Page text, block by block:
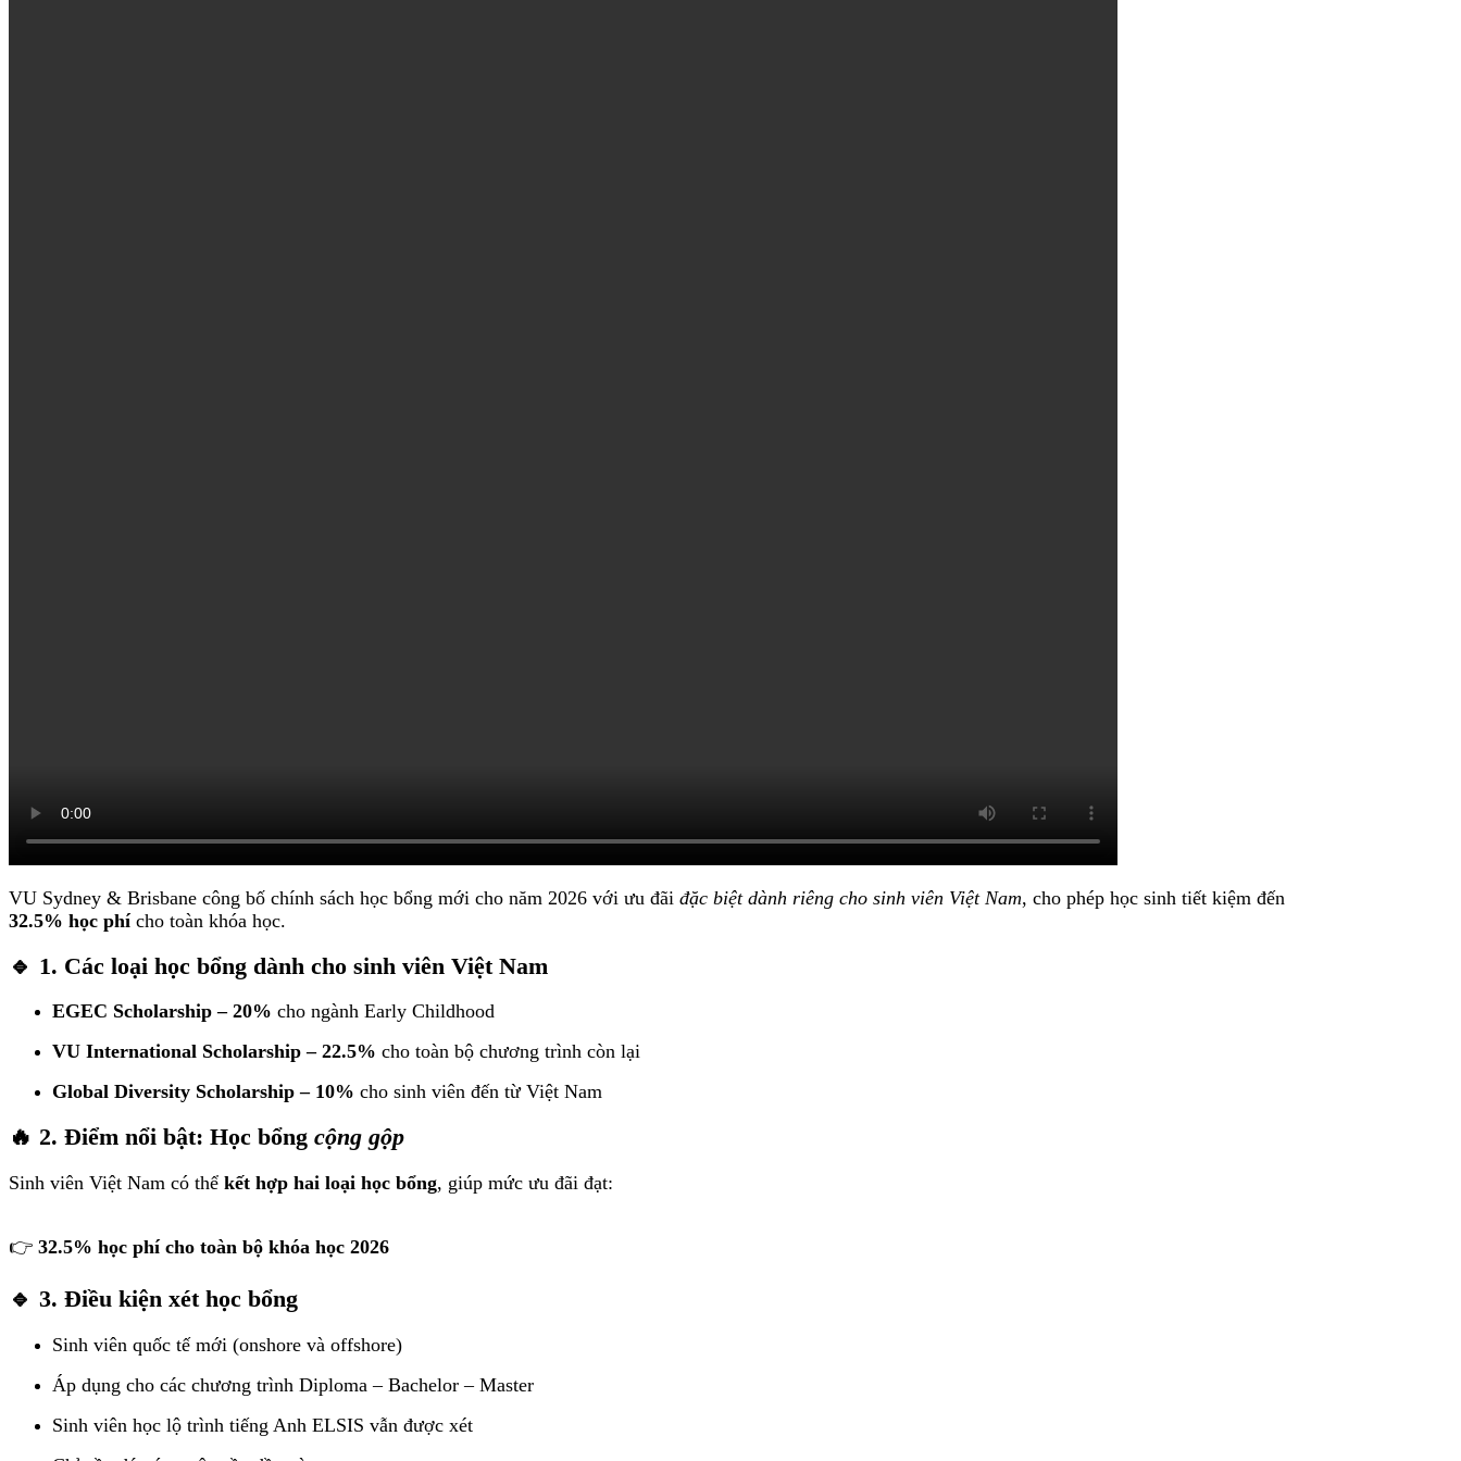
VU Sydney & Brisbane công bố chính sách học bổng mới cho năm 2026 với ưu đãi đặc biệt dành riêng cho sinh viên Việt Nam, cho phép học sinh tiết kiệm đến
32.5% học phícho toàn khóa học.
🔹 1. Các loại học bổng dành cho sinh viên Việt Nam
EGEC Scholarship – 20% cho ngành Early Childhood
VU International Scholarship – 22.5% cho toàn bộ chương trình còn lại
Global Diversity Scholarship – 10% cho sinh viên đến từ Việt Nam
🔥 2. Điểm nổi bật: Học bổng cộng gộp
Sinh viên Việt Nam có thể kết hợp hai loại học bổng, giúp mức ưu đãi đạt:
👉 32.5% học phí cho toàn bộ khóa học 2026
🔹 3. Điều kiện xét học bổng
Sinh viên quốc tế mới (onshore và offshore)
Áp dụng cho các chương trình Diploma – Bachelor – Master
Sinh viên học lộ trình tiếng Anh ELSIS vẫn được xét